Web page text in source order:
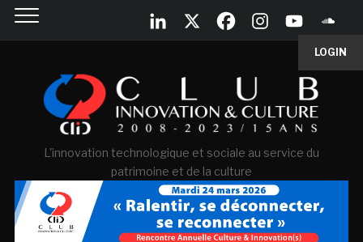
LOGIN
L'innovation technologique et sociale au service du
patrimoine et de la culture